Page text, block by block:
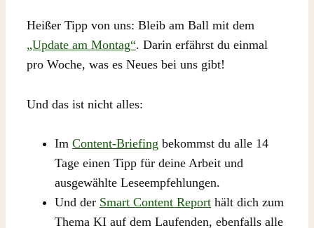
Heißer Tipp von uns: Bleib am Ball mit dem
„Update am Montag“. Darin erfährst du einmal
pro Woche, was es Neues bei uns gibt!
Und das ist nicht alles:
Im Content-Briefing bekommst du alle 14
Tage einen Tipp für deine Arbeit und
ausgewählte Leseempfehlungen.
Und der Smart Content Report hält dich zum
Thema KI auf dem Laufenden, ebenfalls alle